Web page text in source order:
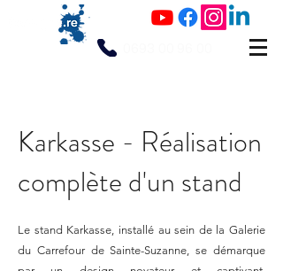
Karkasse - Réalisation
complète d'un stand
Le stand Karkasse, installé au sein de la Galerie
du Carrefour de Sainte-Suzanne, se démarque